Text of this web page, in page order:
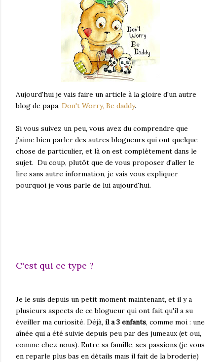
Aujourd'hui je vais faire un article à la gloire d'un autre
blog de papa, Don't Worry, Be daddy.
Si vous suivez un peu, vous avez du comprendre que
j'aime bien parler des autres blogueurs qui ont quelque
chose de particulier, et là on est complètement dans le
sujet. Du coup, plutôt que de vous proposer d'aller le
lire sans autre information, je vais vous expliquer
pourquoi je vous parle de lui aujourd'hui.
C'est qui ce type ?
Je le suis depuis un petit moment maintenant, et il y a
plusieurs aspects de ce blogueur qui ont fait qu'il a su
éveiller ma curiosité. Déjà, il a 3 enfants, comme moi : une
aînée qui a été suivie depuis peu par des jumeaux (et oui,
comme chez nous). Entre sa famille, ses passions (je vous
en reparle plus bas en détails mais il fait de la broderie)